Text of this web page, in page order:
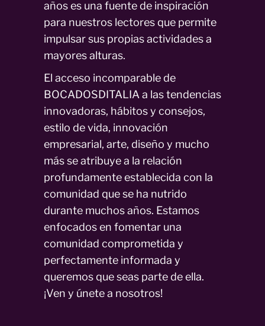
años es una fuente de inspiración
para nuestros lectores que permite
impulsar sus propias actividades a
mayores alturas.
El acceso incomparable de
BOCADOSDITALIA a las tendencias
innovadoras, hábitos y consejos,
estilo de vida, innovación
empresarial, arte, diseño y mucho
más se atribuye a la relación
profundamente establecida con la
comunidad que se ha nutrido
durante muchos años. Estamos
enfocados en fomentar una
comunidad comprometida y
perfectamente informada y
queremos que seas parte de ella.
¡Ven y únete a nosotros!